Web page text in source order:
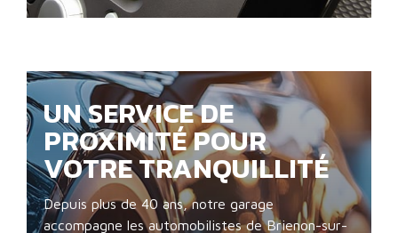
UN SERVICE DE
PROXIMITÉ POUR
VOTRE TRANQUILLITÉ
Depuis plus de 40 ans, notre garage
accompagne les automobilistes de Brienon-sur-